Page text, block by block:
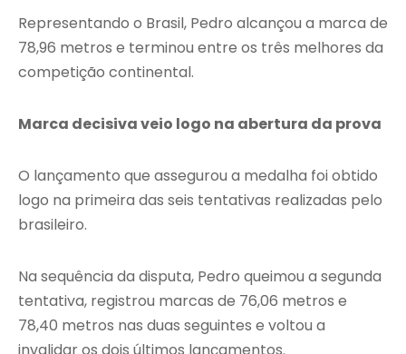
Representando o Brasil, Pedro alcançou a marca de
78,96 metros e terminou entre os três melhores da
competição continental.
Marca decisiva veio logo na abertura da prova
O lançamento que assegurou a medalha foi obtido
logo na primeira das seis tentativas realizadas pelo
brasileiro.
Na sequência da disputa, Pedro queimou a segunda
tentativa, registrou marcas de 76,06 metros e
78,40 metros nas duas seguintes e voltou a